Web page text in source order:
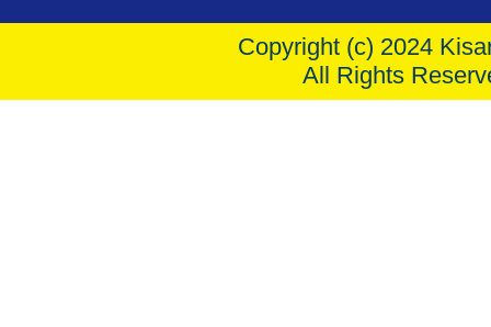
Copyright (c) 2024
All Rights